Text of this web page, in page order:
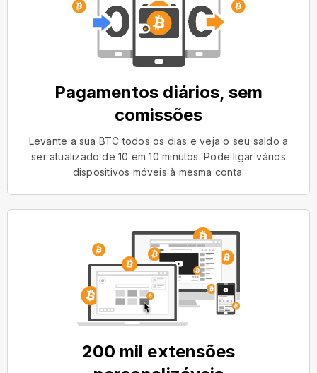
Pagamentos diários, sem
comissões
Levante a sua BTC todos os dias e veja o seu saldo a
ser atualizado de 10 em 10 minutos. Pode ligar vários
dispositivos móveis à mesma conta.
200 mil extensões